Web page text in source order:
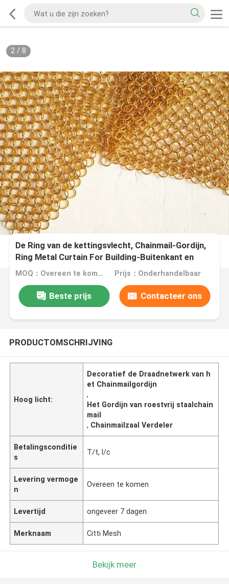
2/ 8
De Ring van de kettingsvlecht, Chainmail-Gordijn,
Ring Metal Curtain For Building-Buitenkant en
Binnenhuisarchitectuur
MOQ：Overeen te komen Prijs：Onderhandelbaar
Beste prijs Contacteer ons
PRODUCTOMSCHRIJVING
Hoog licht:
Decoratief de Draadnetwerk van h
et Chainmailgordijn
,
Het Gordijn van roestvrij staalchain
mail
, Chainmailzaal Verdeler
Betalingsconditie
s
T/t, l/c
Levering vermoge
n
Overeen te komen
Levertijd ongeveer 7 dagen.
Merknaam Citti Mesh
Bekijk meer